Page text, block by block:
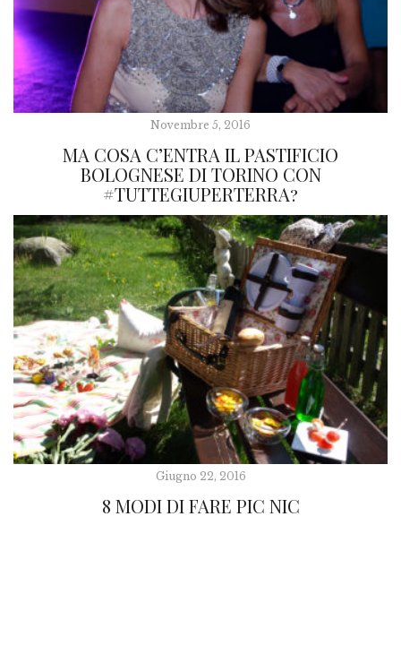
Novembre 5, 2016
MA COSA C’ENTRA IL PASTIFICIO
BOLOGNESE DI TORINO CON
#TUTTEGIUPERTERRA?
Giugno 22, 2016
8 MODI DI FARE PIC NIC